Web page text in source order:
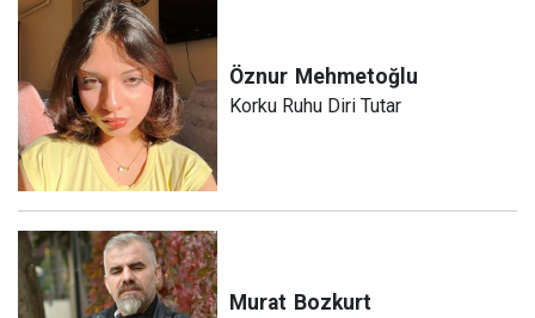
Öznur Mehmetoğlu
Korku Ruhu Diri Tutar
Murat Bozkurt